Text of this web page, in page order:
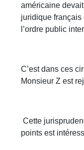
américaine
juridique français
l’ordre public
C’est dans ces
Monsieur Z est
Cette
points est